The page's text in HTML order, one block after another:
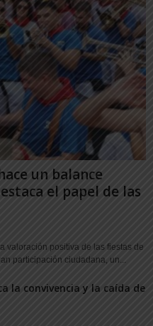
un balance
el papel de las
valoración positiva de las fiestas de
participación ciudadana, un...
la convivencia y la caída de